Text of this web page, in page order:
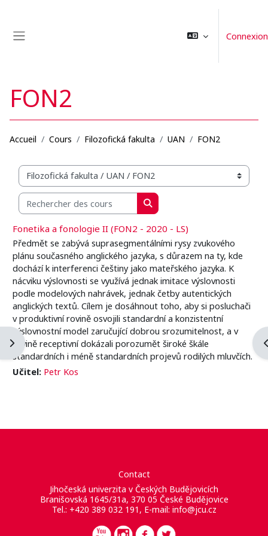
Connexion
Ouvrir le tiroir des blocs
FON2
Accueil Cours Filozofická fakulta UAN FON2
Catégories de cours
Rechercher des cours
Rechercher des cours
Fonetika a fonologie II (FON2 - 2020 - LS)
Předmět se zabývá suprasegmentálními rysy zvukového
plánu současného anglického jazyka, s důrazem na ty, kde
dochází k interferenci češtiny jako mateřského jazyka. K
nácviku výslovnosti se využívá jednak imitace výslovnosti
podle modelových nahrávek, jednak četby autentických
anglických textů. Cílem je dosáhnout toho, aby si posluchači
v produktivní rovině osvojili standardní a konzistentní
výslovnostní model zaručující dobrou srozumitelnost, a v
rovině receptivní dokázali porozumět široké škále
standardních i méně standardních projevů rodilých mluvčích.
Učitel: Petr Kos
Contact
Jihočeská univerzita v Českých Budějovicích
Branišovská 1645/31a, 370 05 České Budějovice
Tel.: +420 389 032 191, E-mail: info@jcu.cz